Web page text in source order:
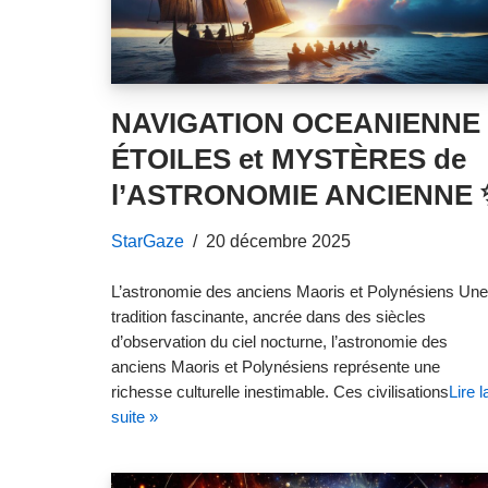
NAVIGATION OCEANIENNE
ÉTOILES et MYSTÈRES de
l’ASTRONOMIE ANCIENNE
StarGaze 20 décembre 2025
L’astronomie des anciens Maoris et Polynésiens Une
tradition fascinante, ancrée dans des siècles
d’observation du ciel nocturne, l’astronomie des
anciens Maoris et Polynésiens représente une
richesse culturelle inestimable. Ces civilisationsLire
suite »